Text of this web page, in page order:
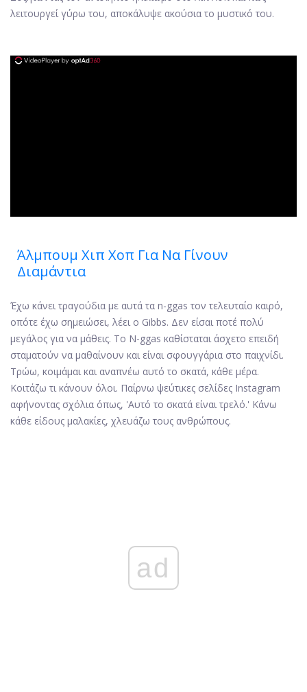
λειτουργεί γύρω του, αποκάλυψε ακούσια το μυστικό του.
Άλμπουμ Χιπ Χοπ Για Να Γίνουν
Διαμάντια
Έχω κάνει τραγούδια με αυτά τα n-ggas τον τελευταίο καιρό,
οπότε έχω σημειώσει, λέει ο Gibbs. Δεν είσαι ποτέ πολύ
μεγάλος για να μάθεις. Το N-ggas καθίσταται άσχετο επειδή
σταματούν να μαθαίνουν και είναι σφουγγάρια στο παιχνίδι.
Τρώω, κοιμάμαι και αναπνέω αυτό το σκατά, κάθε μέρα.
Κοιτάζω τι κάνουν όλοι. Παίρνω ψεύτικες σελίδες Instagram
αφήνοντας σχόλια όπως, 'Αυτό το σκατά είναι τρελό.' Κάνω
κάθε είδους μαλακίες, χλευάζω τους ανθρώπους.
ad